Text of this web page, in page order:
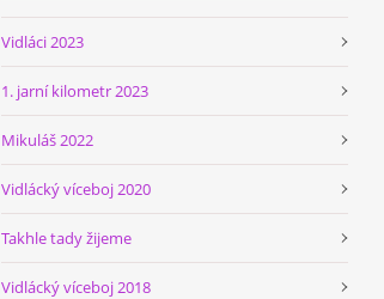
Vidláci 2023
1. jarní kilometr 2023
Mikuláš 2022
Vidlácký víceboj 2020
Takhle tady žijeme
Vidlácký víceboj 2018